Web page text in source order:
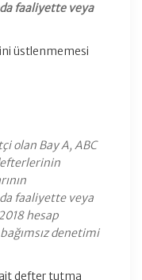
faaliyette veya
üstlenmemesi
olan Bay A, ABC
faaliyette veya
hesap
denetimi
ait defter tutma